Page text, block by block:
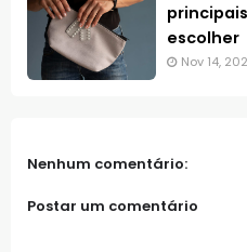
escolher
Nov 14,
Nenhum comentário:
Postar um comentário